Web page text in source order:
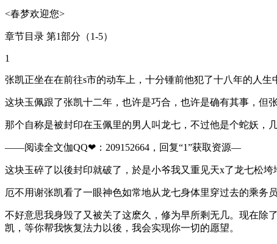
<春梦欢迎您>
章节目录 第1部分（1-5）
1
张凯正坐在在前往s市的动车上，十分锺前他犯了十八年的人
这块玉佩跟了张凯十二年，也许是巧合，也许是确有其事，但
那个自称是被封印在玉佩里的男人叫龙七，不过他是个蛇妖，
——阅读全文伽QQ❤：209152664，回复“1”获取资源—​​​​
这块玉碎了以後封印就破了，於是小爷我又重见天x了龙七松垮
厄不用谢张凯看了一眼神色如常地从龙七身体里穿过去的乘务
不好意思我身毁了又被关了这麽久，修为早所剩无几。现在除
凯，等你帮我恢复法力以後，我会实现你一切的愿望。